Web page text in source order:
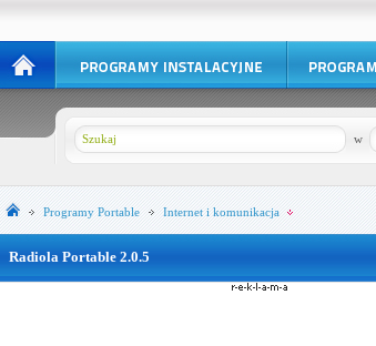
w
Programy Portable Internet i komunikacja
Radiola Portable 2.0.5